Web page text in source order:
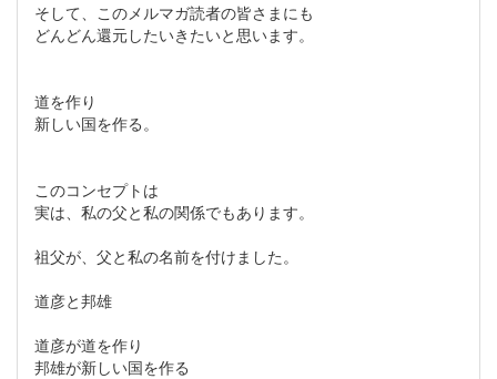
そして、このメルマガ読者の皆さまにも
どんどん還元したいきたいと思います。
道を作り
新しい国を作る。
このコンセプトは
実は、私の父と私の関係でもあります。
祖父が、父と私の名前を付けました。
道彦と邦雄
道彦が道を作り
邦雄が新しい国を作る